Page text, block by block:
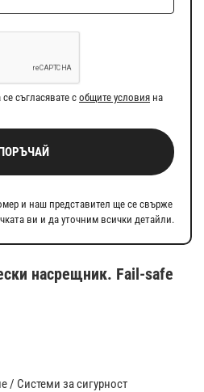
насрещник. Fail-safe
/ Системи за сигурност
съгласявате собщите условия на
и наш представител ще се свърже
ви и да уточним всички детайли.